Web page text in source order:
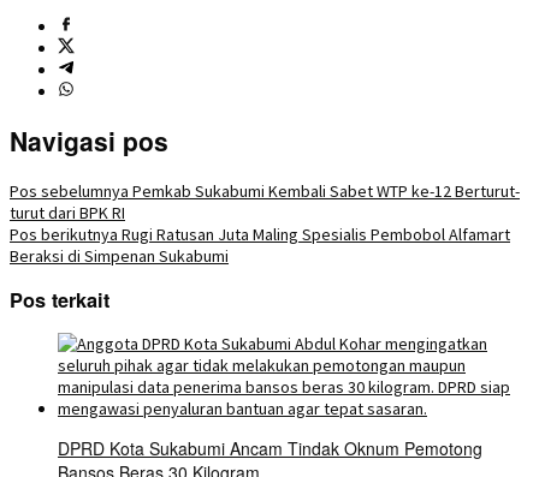
Navigasi pos
Pos sebelumnya Pemkab Sukabumi Kembali Sabet WTP ke-12 Berturut-
turut dari BPK RI
Pos berikutnya Rugi Ratusan Juta Maling Spesialis Pembobol Alfamart
Beraksi di Simpenan Sukabumi
Pos terkait
DPRD Kota Sukabumi Ancam Tindak Oknum Pemotong